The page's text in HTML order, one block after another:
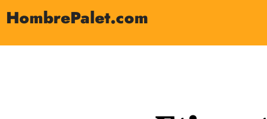
HombrePalet.com